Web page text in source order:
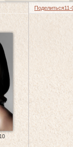
Поделиться